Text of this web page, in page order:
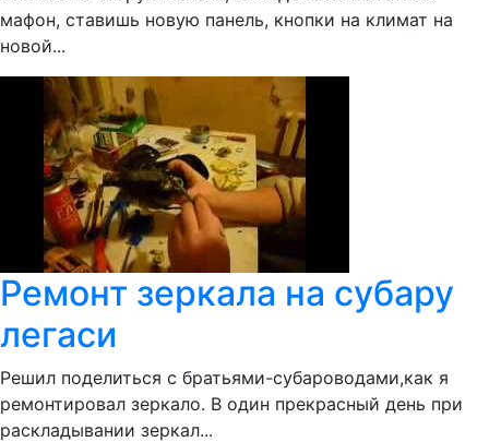
мафон, ставишь новую панель, кнопки на климат на
новой...
Ремонт зеркала на субару
легаси
Решил поделиться с братьями-субароводами,как я
ремонтировал зеркало. В один прекрасный день при
раскладывании зеркал...